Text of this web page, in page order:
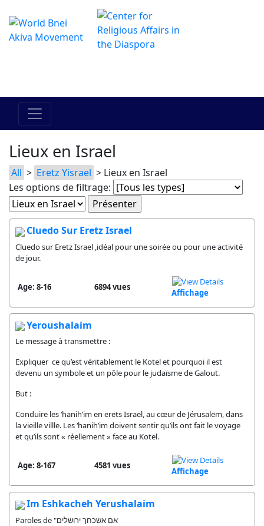
Lieux en Israel
All > Eretz Yisrael > Lieux en Israel
Les options de filtrage:
Cluedo Sur Eretz Israel
Cluedo sur Eretz Israel ,idéal pour une soirée ou pour une activité
de jour.
Age: 8-16 6894 vues
Affichage
Yeroushalaim
Le message à transmettre :
Expliquer ce qu’est véritablement le Kotel et pourquoi il est
devenu un symbole et un pôle pour le judaïsme de Galout.
But :
Conduire les ‘hanih’im en erets Israël, au cœur de Jérusalem, dans
la vieille villle. Les ‘hanih’im doivent sentir qu’ils ont fait le voyage
et qu’ils sont « réellement » face au Kotel.
Age: 8-167 4581 vues
Affichage
Im Eshkacheh Yerushalaim
Paroles de "אם אשכחך ירושלים